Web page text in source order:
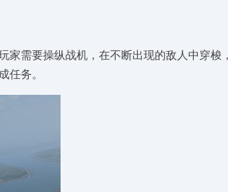
需要操纵战机，在不断出现的敌人中穿梭
任务。